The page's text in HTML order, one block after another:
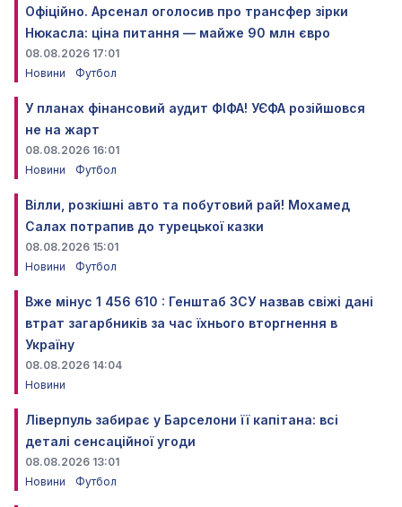
Офіційно. Арсенал оголосив про трансфер зірки
Нюкасла: ціна питання — майже 90 млн євро
08.08.2026 17:01
Новини
Футбол
У планах фінансовий аудит ФІФА! УЄФА розійшовся
не на жарт
08.08.2026 16:01
Новини
Футбол
Вілли, розкішні авто та побутовий рай! Мохамед
Салах потрапив до турецької казки
08.08.2026 15:01
Новини
Футбол
Вже мінус 1 456 610 : Генштаб ЗСУ назвав свіжі дані
втрат загарбників за час їхнього вторгнення в
Україну
08.08.2026 14:04
Новини
Ліверпуль забирає у Барселони її капітана: всі
деталі сенсаційної угоди
08.08.2026 13:01
Новини
Футбол